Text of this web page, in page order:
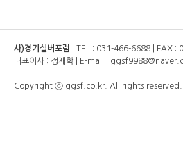
사)경기실버포럼 | TEL : 031-466-6688 | FAX :
대표이사 : 정재학 | E-mail :
Copyright ⓒ ggsf.co.kr. All rights reserved.